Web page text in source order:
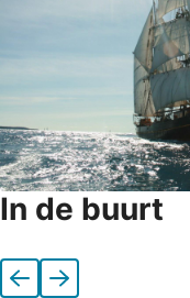
In de buurt
VorigeVolgende